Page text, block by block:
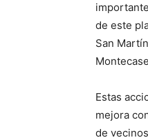
de este
San
Estas
mejora
de